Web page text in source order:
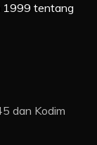
1999 tentang
dan Kodim